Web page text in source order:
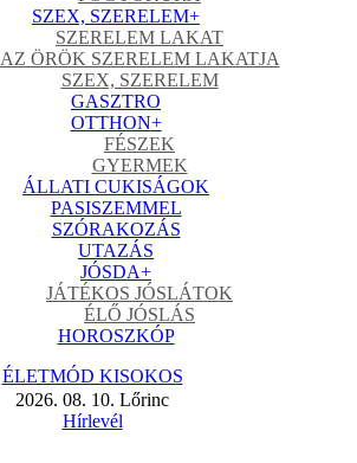
SZEX, SZERELEM+
SZERELEM LAKAT
AZ ÖRÖK SZERELEM LAKATJA
SZEX, SZERELEM
GASZTRO
OTTHON+
FÉSZEK
GYERMEK
ÁLLATI CUKISÁGOK
PASISZEMMEL
SZÓRAKOZÁS
UTAZÁS
JÓSDA+
JÁTÉKOS JÓSLÁTOK
ÉLŐ JÓSLÁS
HOROSZKÓP
ÉLETMÓD KISOKOS
2026. 08. 10. Lőrinc
Hírlevél